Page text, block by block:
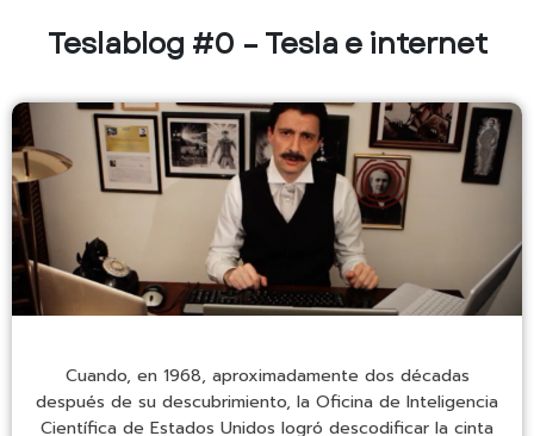
Teslablog #0 – Tesla e internet
Cuando, en 1968, aproximadamente dos décadas
después de su descubrimiento, la Oficina de Inteligencia
Científica de Estados Unidos logró descodificar la cinta